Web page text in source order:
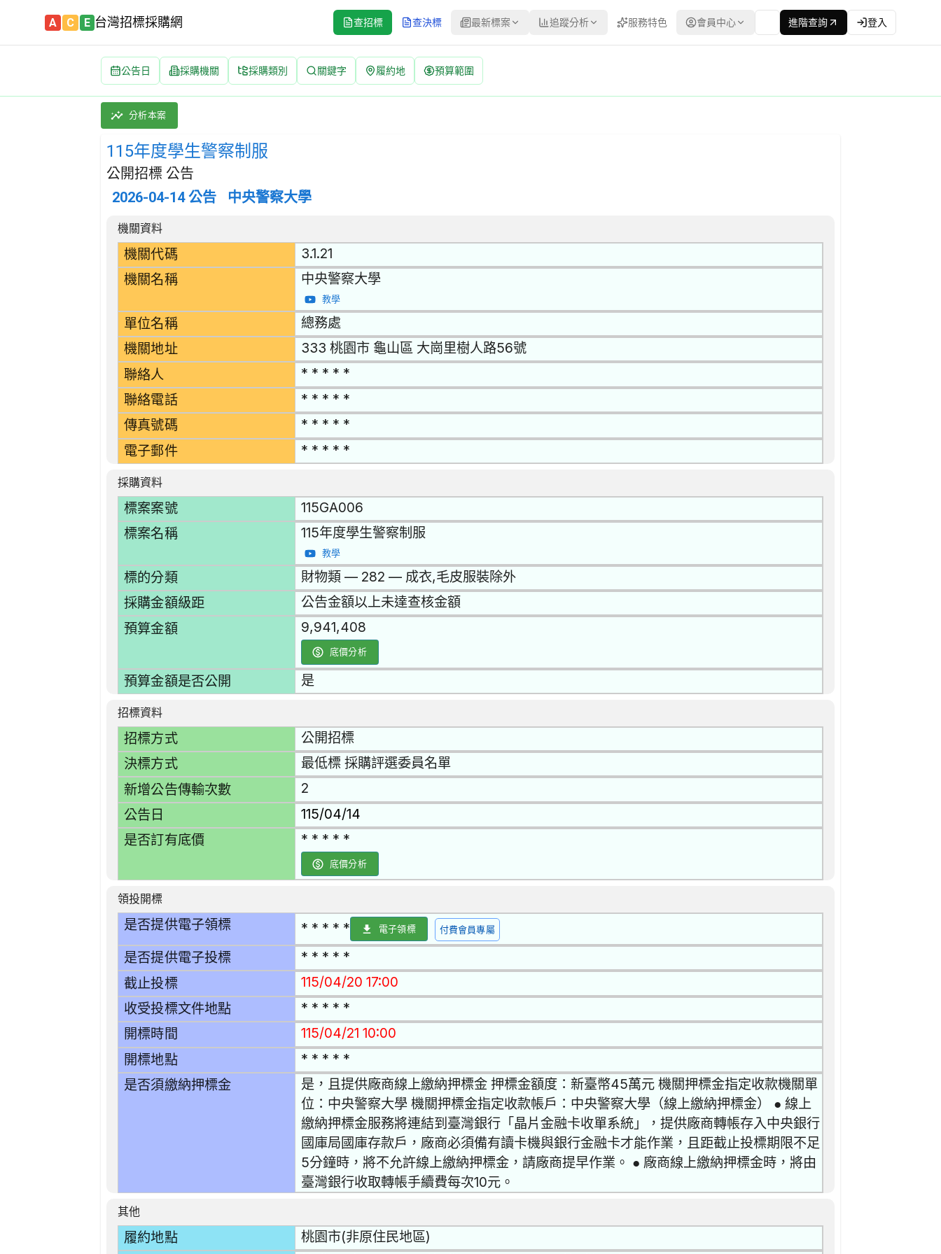
A C E 台灣招標採購網 查招標 查決標 最新標案 追蹤分析 服務特色 會員中心 進階查詢 登入
公告日 採購機關 採購類別 關鍵字 履約地 預算範圍
115年度學生警察制服 招標公告 | 案號：115GA006 | 公開招標 公告
採購類別：財物類 成衣,毛皮服裝除外 | 招標方式：公開招標 | 決標方式：最低標 採購評選委員名單 | 資料來源：台灣政府電子採購網（公共工程委員會） | 更新時間
分析本案
115年度學生警察制服
公開招標 公告
2026-04-14 公告 中央警察大學
招標公告詳細內容
機關資料
機關代碼 3.1.21
機關名稱 中央警察大學
教學
單位名稱 總務處
機關地址 333 桃園市 龜山區 大崗里樹人路56號
聯絡人 * * * * *
聯絡電話 * * * * *
傳真號碼 * * * * *
電子郵件 * * * * *
採購資料
標案案號 115GA006
標案名稱 115年度學生警察制服
教學
標的分類 財物類 — 282 — 成衣,毛皮服裝除外
採購金額級距 公告金額以上未達查核金額
預算金額 9,941,408
底價分析
預算金額是否公開 是
招標資料
招標方式 公開招標
決標方式 最低標 採購評選委員名單
新增公告傳輸次數 2
公告日 115/04/14
是否訂有底價 * * * * *
底價分析
領投開標
是否提供電子領標 * * * * * 電子領標 付費會員專屬
是否提供電子投標 * * * * *
截止投標 115/04/20 17:00
收受投標文件地點 * * * * *
開標時間 115/04/21 10:00
開標地點 * * * * *
是否須繳納押標金
是，且提供廠商線上繳納押標金 押標金額度：新臺幣45萬元 機關押標金指定收款機關單
位：中央警察大學 機關押標金指定收款帳戶：中央警察大學（線上繳納押標金） ● 線上
繳納押標金服務將連結到臺灣銀行「晶片金融卡收單系統」，提供廠商轉帳存入中央銀行
國庫局國庫存款戶，廠商必須備有讀卡機與銀行金融卡才能作業，且距截止投標期限不足
5分鐘時，將不允許線上繳納押標金，請廠商提早作業。 ● 廠商線上繳納押標金時，將由
臺灣銀行收取轉帳手續費每次10元。
其他
履約地點 桃園市(非原住民地區)